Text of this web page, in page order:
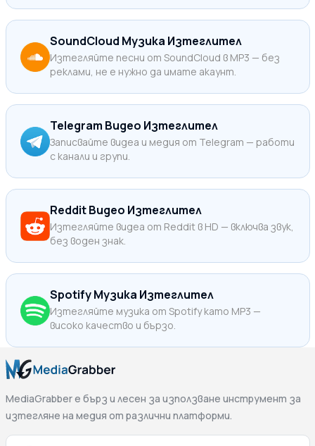
SoundCloud Музика Изтеглител
Изтегляйте песни от SoundCloud в MP3 — без
реклами, не е нужно да имате акаунт.
Telegram Видео Изтеглител
Записвайте видеа и медия от Telegram — работи
с канали и групи.
Reddit Видео Изтеглител
Изтегляйте видеа от Reddit в HD — включва звук,
без воден знак.
Spotify Музика Изтеглител
Изтегляйте музика от Spotify като MP3 —
високо качество и бързо.
MediaGrabber е бърз и лесен за използване инструмент за
изтегляне на медия от различни платформи.